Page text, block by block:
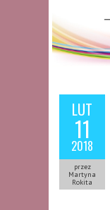
LUT
11
2018
przez
Martyna
Rokita